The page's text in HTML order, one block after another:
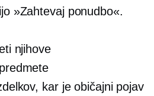
»Zahtevaj ponudbo«.
njihove
predmete
kar je običajni pojav